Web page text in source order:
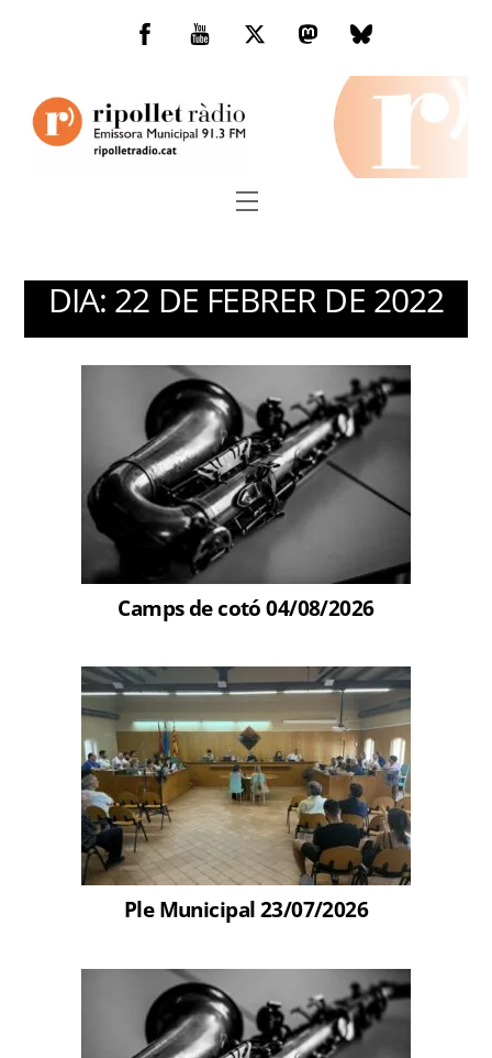
Facebook
You
TwitterMastodonBluesky
Menu
DIA: 22 DE FEBRER DE 2022
Camps de cotó 04/08/2026
Ple Municipal 23/07/2026